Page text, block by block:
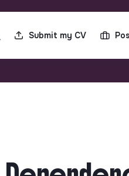
Submit my CV